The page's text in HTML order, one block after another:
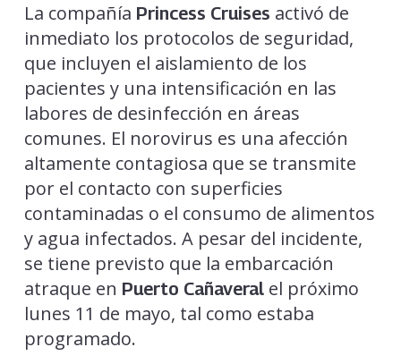
La compañía Princess Cruises activó de
inmediato los protocolos de seguridad,
que incluyen el aislamiento de los
pacientes y una intensificación en las
labores de desinfección en áreas
comunes. El norovirus es una afección
altamente contagiosa que se transmite
por el contacto con superficies
contaminadas o el consumo de alimentos
y agua infectados. A pesar del incidente,
se tiene previsto que la embarcación
atraque en Puerto Cañaveralel próximo
lunes 11 de mayo, tal como estaba
programado.